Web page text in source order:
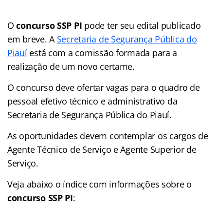
O concurso SSP PI pode ter seu edital publicado
em breve. A Secretaria de Segurança Pública do
Piauíestá com a comissão formada para a
realização de um novo certame.
O concurso deve ofertar vagas para o quadro de
pessoal efetivo técnico e administrativo da
Secretaria de Segurança Pública do Piauí.
As oportunidades devem contemplar os cargos de
Agente Técnico de Serviço e Agente Superior de
Serviço.
Veja abaixo o índicecom informações sobre o
concurso SSP PI: